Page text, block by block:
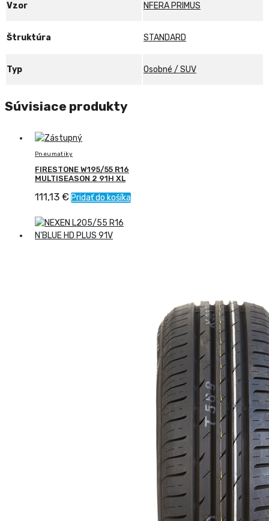
Vzor NFERA PRIMUS
Štruktúra STANDARD
Typ Osobné / SUV
Súvisiace produkty
Pneumatiky
FIRESTONE W195/55 R16
MULTISEASON 2 91H XL
111,13 € Pridať do košíka